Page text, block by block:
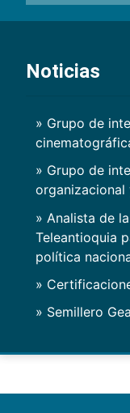
Noticias
» Grupo de
» Grupo de
» Analista de
Teleantioquia
política
»
» Semillero